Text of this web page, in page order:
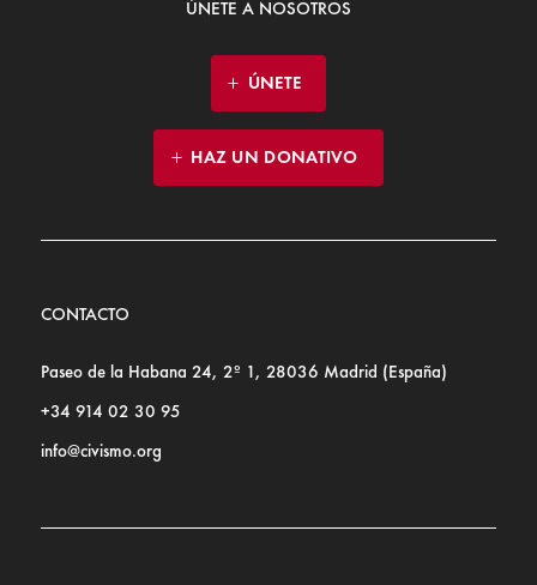
ÚNETE A NOSOTROS
ÚNETE
HAZ UN DONATIVO
CONTACTO
Paseo de la Habana 24, 2º 1, 28036 Madrid (España)
+34 914 02 30 95
info@civismo.org